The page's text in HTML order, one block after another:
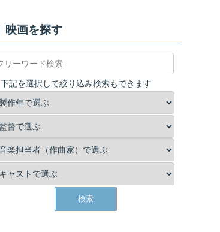
映画を探す
下記を選択して絞り込み検索もできます